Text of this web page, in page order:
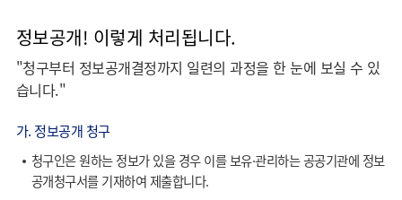
정보공개! 이렇게 처리됩니다.
"청구부터 정보공개결정까지 일련의 과정을 한 눈에 보실 수 있
습니다."
가. 정보공개 청구
청구인은 원하는 정보가 있을 경우 이를 보유·관리하는 공공기관에 정보
공개청구서를 기재하여 제출합니다.